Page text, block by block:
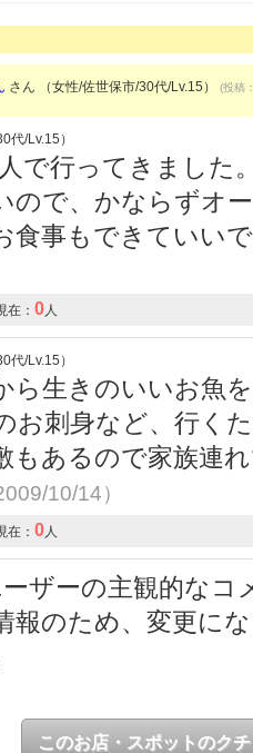
さん （女性/佐世保市/30代/Lv.15） (投稿
代/Lv.15）
で行ってきました
ので、かならずオ
食事もできていい
在： 0人
代/Lv.15）
ら生きのいいお魚
お刺身など、行く
もあるので家族連
10/14）
在： 0人
ザーの主観的なコ
報のため、変更に
このお店・スポットのク